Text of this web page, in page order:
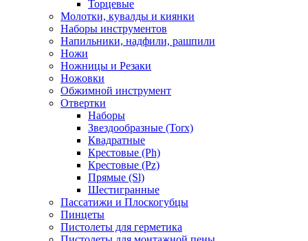
Торцевые
Молотки, кувалды и киянки
Наборы инструментов
Напильники, надфили, рашпили
Ножи
Ножницы и Резаки
Ножовки
Обжимной инструмент
Отвертки
Наборы
Звездообразные (Torx)
Квадратные
Крестовые (Ph)
Крестовые (Pz)
Прямые (Sl)
Шестигранные
Пассатижи и Плоскогубцы
Пинцеты
Пистолеты для герметика